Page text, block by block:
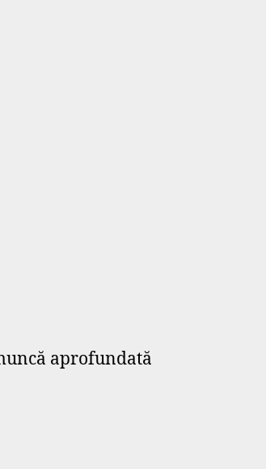
aprofundată